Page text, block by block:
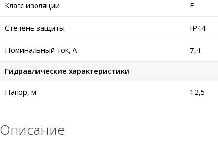
Класс изоляции F
Степень защиты IP44
Номинальный ток, А 7,4
Гидравлические характеристики
Напор, м 12,5
Описание